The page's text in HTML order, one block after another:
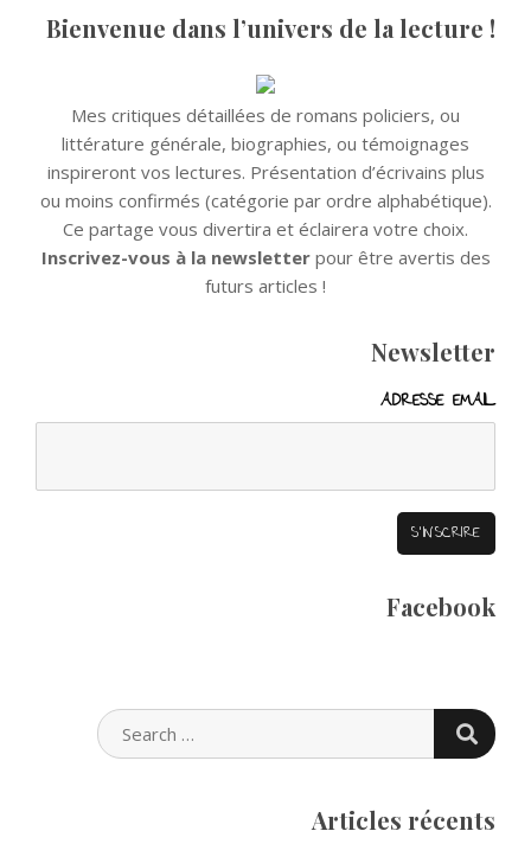
Bienvenue dans l’univers de la lecture !
Mes critiques détaillées de romans policiers, ou
littérature générale, biographies, ou témoignages
inspireront vos lectures. Présentation d’écrivains plus
ou moins confirmés (catégorie par ordre alphabétique).
Ce partage vous divertira et éclairera votre choix.
Inscrivez-vous à la newsletterpour être avertis des
futurs articles !
Newsletter
ADRESSE EMAIL
Facebook
SEARCH
FOR:
Articles récents